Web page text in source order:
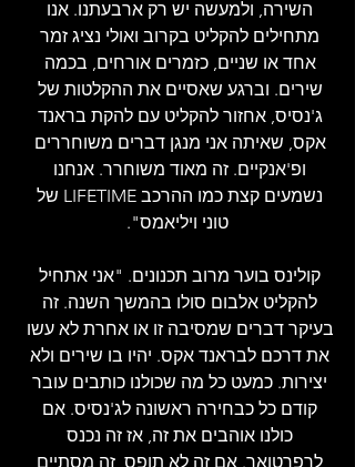
השירה, ולמעשה יש רק ארבעתנו. אנו
מתחילים להקליט בקרוב ואולי נציג זמר
אחד או שניים, כזמרים אורחים, בכמה
שירים. וברגע שאסיים את ההקלטות של
ג'נסיס, אחזור להקליט עם להקת בראנד
אקס, שאיתה אני מנגן דברים משוחררים
ופ'אנקיים. זה מאוד משוחרר. אנחנו
נשמעים קצת כמו ההרכב LIFETIME של
טוני ויליאמס".
קולינס בוער מרוב תכנונים. "אני אתחיל
להקליט אלבום סולו בהמשך השנה. זה
בעיקר דברים שמסיבה זו או אחרת לא עשו
את דרכם לבראנד אקס. יהיו בו שירים ולא
יצירות. כמעט כל מה שכולנו כותבים עובר
קודם כל כבחירה ראשונה לג'נסיס. אם
כולנו אוהבים את זה, אז זה נכנס
לרפרטואר. אם זה לא תופס, זה מסתיים